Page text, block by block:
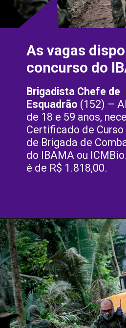
Brigadista Chefe de
Esquadrão (152) –
de 18 e 59 anos,
Certificado de Curso
de Brigada de
do IBAMA ou
é de R$ 1.818,00.
As vagas
concurso do